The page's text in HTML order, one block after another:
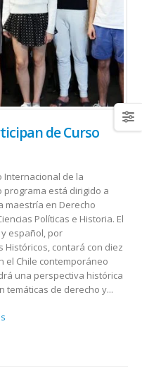
de Curso
Internacional de la
programa está dirigido a
maestría en Derecho
Políticas e Historia. El
español, por
Históricos, contará con diez
el Chile contemporáneo
una perspectiva histórica
temáticas de derecho y...